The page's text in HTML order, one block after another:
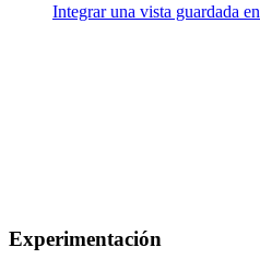
Integrar una vista guardada
Experimentación